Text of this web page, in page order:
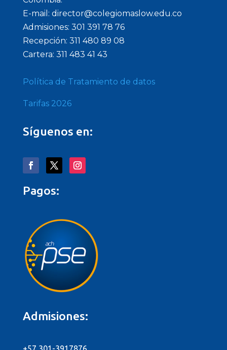
E-mail: director@colegiomaslow.edu.co
Admisiones: 301 391 78 76
Recepción: 311 480 89 08
Cartera: 311 483 41 43
Política de Tratamiento de datos
Tarifas 2026
Síguenos en:
Pagos:
Admisiones: